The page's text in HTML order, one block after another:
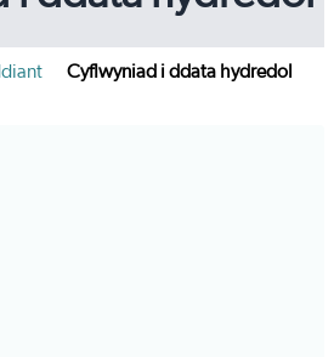
Cyflwyniad i ddata hydredol